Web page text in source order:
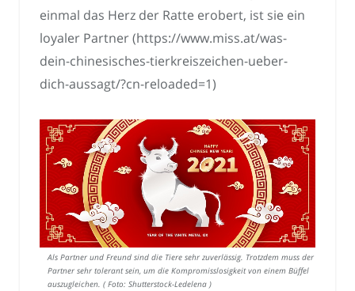
einmal das Herz der Ratte erobert, ist sie ein
loyaler Partner (https://www.miss.at/was-
dein-chinesisches-tierkreiszeichen-ueber-
dich-aussagt/?cn-reloaded=1)
Als Partner und Freund sind die Tiere sehr zuverlässig. Trotzdem muss der
Partner sehr tolerant sein, um die Kompromisslosigkeit von einem Büffel
auszugleichen. ( Foto: Shutterstock-Ledelena )